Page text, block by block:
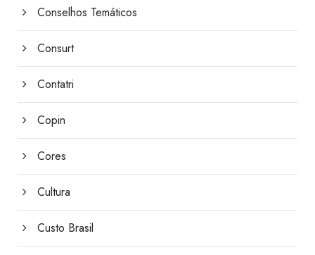
Conselhos Temáticos
Consurt
Contatri
Copin
Cores
Cultura
Custo Brasil